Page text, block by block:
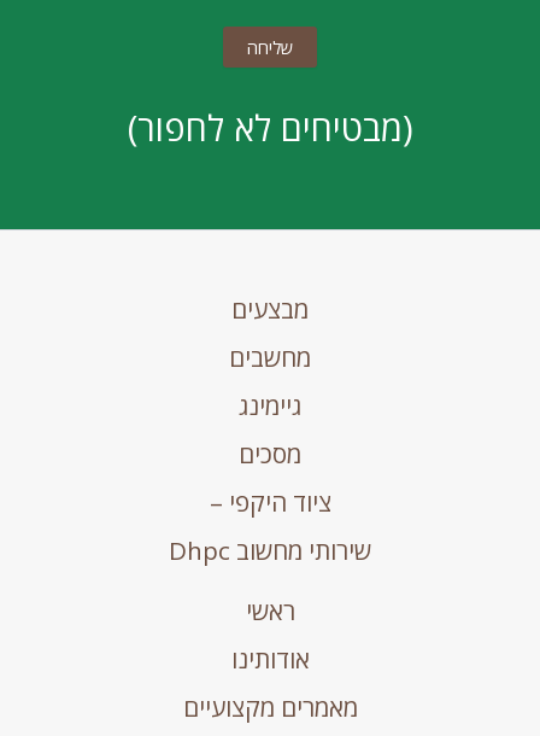
(מבטיחים לא לחפור)
מבצעים
מחשבים
גיימינג
מסכים
ציוד היקפי –
שירותי מחשוב Dhpc
אודותינו
מאמרים מקצועיים